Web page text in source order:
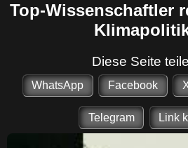
Top-Wissenschaftler
Diese Seite
WhatsApp Facebook
Telegram Link